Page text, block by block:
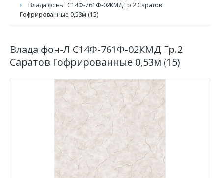
Влада фон-Л С14Ф-761Ф-02КМД Гр.2 Саратов
Гофрированные 0,53м (15)
Влада фон-Л С14Ф-761Ф-02КМД Гр.2
Саратов Гофрированные 0,53м (15)